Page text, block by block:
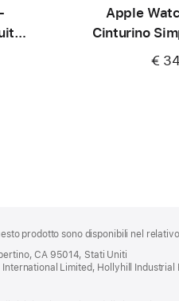
Apple
Cinturino
color €
prodotto sono disponibili nel
CA 95014, Stati Uniti
Limited, Hollyhill Industrial